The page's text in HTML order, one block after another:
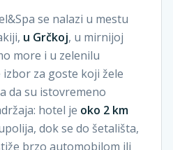
se nalazi u mestu
u Grčkoj, u mirnijoj
more i u zelenilu
izbor za goste koji žele
da su istovremeno
hotel je oko 2 km
dok se do šetališta,
brzo automobilom ili